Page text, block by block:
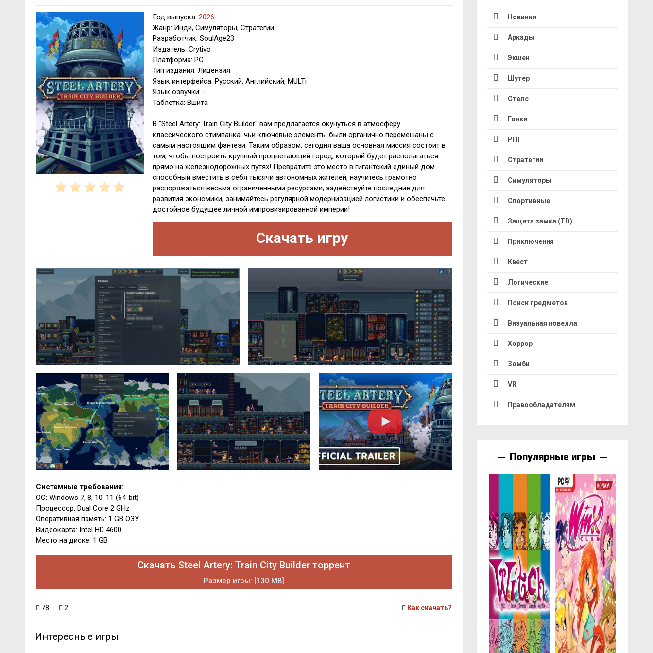
Год выпуска: 2026
Жанр: Инди, Симуляторы, Стратегии
Разработчик: SoulAge23
Издатель: Crytivo
Платформа: PC
Тип издания: Лицензия
Язык интерфейса: Русский, Английский, MULTi
Язык озвучки: -
Таблетка: Вшита
В "Steel Artery: Train City Builder" вам предлагается окунуться в атмосферу
классического стимпанка, чьи ключевые элементы были органично перемешаны с
самым настоящим фэнтези. Таким образом, сегодня ваша основная миссия состоит в
том, чтобы построить крупный процветающий город, который будет располагаться
прямо на железнодорожных путях! Превратите это место в гигантский единый дом
способный вместить в себя тысячи автономных жителей, научитесь грамотно
распоряжаться весьма ограниченными ресурсами, задействуйте последние для
развития экономики, занимайтесь регулярной модернизацией логистики и обеспечьте
достойное будущее личной импровизированной империи!
Скачать игру
Системные требования:
ОС: Windows 7, 8, 10, 11 (64-bit)
Процессор: Dual Core 2 GHz
Оперативная память: 1 GB ОЗУ
Видеокарта: Intel HD 4600
Место на диске: 1 GB
Скачать Steel Artery: Train City Builder торрент
Размер игры: [130 MB]
78 2 Как скачать?
Интересные игры
Новинки
Аркады
Экшен
Шутер
Стелс
Гонки
РПГ
Стратегии
Симуляторы
Спортивные
Защита замка (TD)
Приключения
Квест
Логические
Поиск предметов
Визуальная новелла
Хоррор
Зомби
VR
Правообладателям
Популярные игры